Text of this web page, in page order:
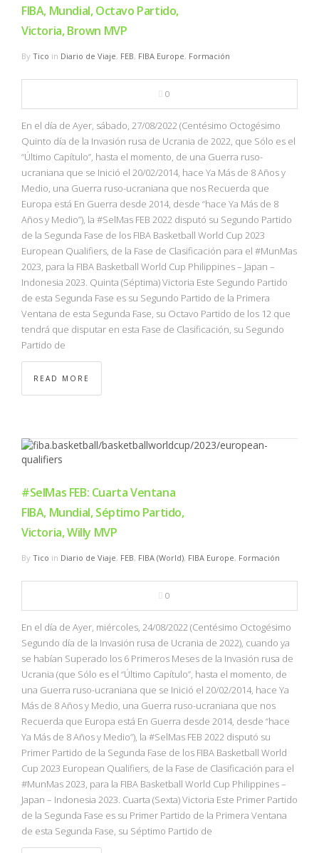
FIBA, Mundial, Octavo Partido,
Victoria, Brown MVP
By Tico in Diario de Viaje, FEB, FIBA Europe, Formación
0
En el día de Ayer, sábado, 27/08/2022 (Centésimo Octogésimo
Quinto día de la Invasión rusa de Ucrania de 2022, que Sólo es el
“Último Capítulo”, hasta el momento, de una Guerra ruso-
ucraniana que se Inició el 20/02/2014, hace Ya Más de 8 Años y
Medio, una Guerra ruso-ucraniana que nos Recuerda que
Europa está En Guerra desde 2014, desde “hace Ya Más de 8
Años y Medio”), la #SelMas FEB 2022 disputó su Segundo Partido
de la Segunda Fase de los FIBA Basketball World Cup 2023
European Qualifiers, de la Fase de Clasificación para el #MunMas
2023, para la FIBA Basketball World Cup Philippines – Japan –
Indonesia 2023. Quinta (Séptima) Victoria Este Segundo Partido
de esta Segunda Fase es su Segundo Partido de la Primera
Ventana de esta Segunda Fase, su Octavo Partido de los 12 que
tendrá que disputar en esta Fase de Clasificación, su Segundo
Partido de
READ MORE
#SelMas FEB: Cuarta Ventana
FIBA, Mundial, Séptimo Partido,
Victoria, Willy MVP
By Tico in Diario de Viaje, FEB, FIBA (World), FIBA Europe, Formación
0
En el día de Ayer, miércoles, 24/08/2022 (Centésimo Octogésimo
Segundo día de la Invasión rusa de Ucrania de 2022), cuando ya
se habían Superado los 6 Primeros Meses de la Invasión rusa de
Ucrania (que Sólo es el “Último Capítulo”, hasta el momento, de
una Guerra ruso-ucraniana que se Inició el 20/02/2014, hace Ya
Más de 8 Años y Medio, una Guerra ruso-ucraniana que nos
Recuerda que Europa está En Guerra desde 2014, desde “hace
Ya Más de 8 Años y Medio”), la #SelMas FEB 2022 disputó su
Primer Partido de la Segunda Fase de los FIBA Basketball World
Cup 2023 European Qualifiers, de la Fase de Clasificación para el
#MunMas 2023, para la FIBA Basketball World Cup Philippines –
Japan – Indonesia 2023. Cuarta (Sexta) Victoria Este Primer Partido
de la Segunda Fase es su Primer Partido de la Primera Ventana
de esta Segunda Fase, su Séptimo Partido de